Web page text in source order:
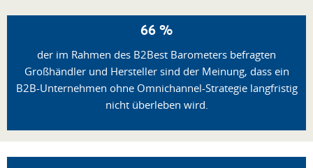
66 %
der im Rahmen des B2Best Barometers befragten
Großhändler und Hersteller sind der Meinung, dass ein
B2B-Unternehmen ohne Omnichannel-Strategie langfristig
nicht überleben wird.